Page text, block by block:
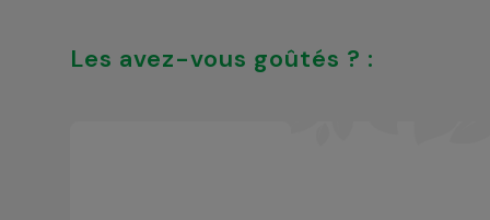
Les avez-vous goûtés ? :